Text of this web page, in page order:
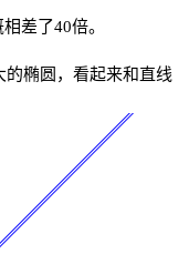
差了40倍。
的椭圆，看起来和直线